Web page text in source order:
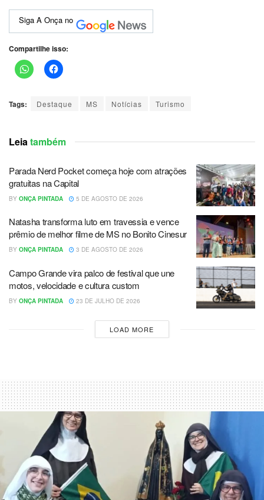
Siga A Onça no
Compartilhe isso:
Tags: Destaque MS Notícias Turismo
Leiatambém
Parada Nerd Pocket começa hoje com atrações
gratuitas na Capital
BY ONÇA PINTADA 5 DE AGOSTO DE 2026
Natasha transforma luto em travessia e vence
prêmio de melhor filme de MS no Bonito Cinesur
BY ONÇA PINTADA 3 DE AGOSTO DE 2026
Campo Grande vira palco de festival que une
motos, velocidade e cultura custom
BY ONÇA PINTADA 23 DE JULHO DE 2026
LOAD MORE